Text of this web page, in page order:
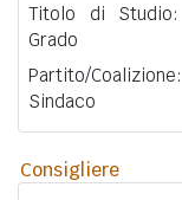
Titolo di
Grado
Partito/
Sindaco
Consigliere